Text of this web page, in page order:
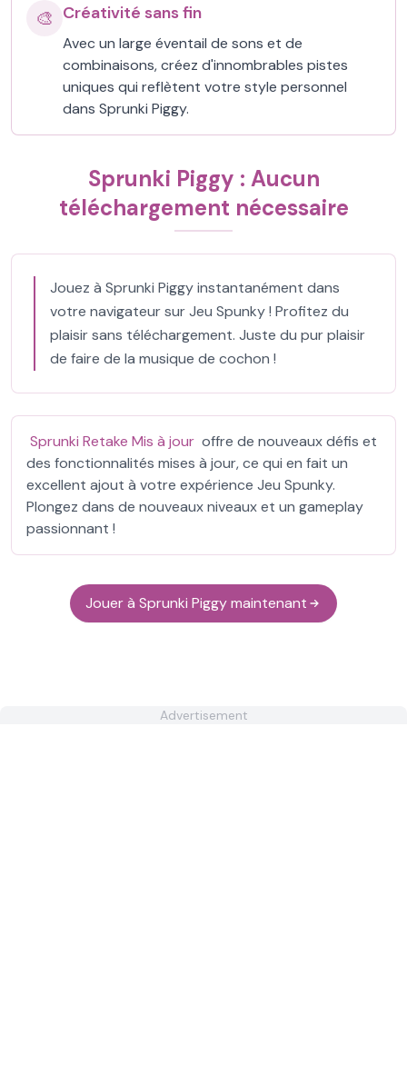
🎨 Créativité sans fin
Avec un large éventail de sons et de
combinaisons, créez d'innombrables pistes
uniques qui reflètent votre style personnel
dans Sprunki Piggy.
Sprunki Piggy : Aucun
téléchargement nécessaire
Jouez à Sprunki Piggy instantanément dans
votre navigateur sur Jeu Spunky ! Profitez du
plaisir sans téléchargement. Juste du pur plaisir
de faire de la musique de cochon !
Sprunki Retake Mis à jour offre de nouveaux défis et
des fonctionnalités mises à jour, ce qui en fait un
excellent ajout à votre expérience Jeu Spunky.
Plongez dans de nouveaux niveaux et un gameplay
passionnant !
Jouer à Sprunki Piggy maintenant
Advertisement